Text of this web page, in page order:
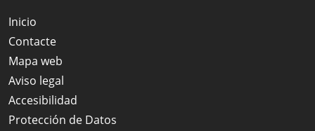
Inicio
Contacte
Mapa web
Aviso legal
Accesibilidad
Protección de Datos